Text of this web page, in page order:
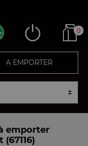
0
A EMPORTER
emporter